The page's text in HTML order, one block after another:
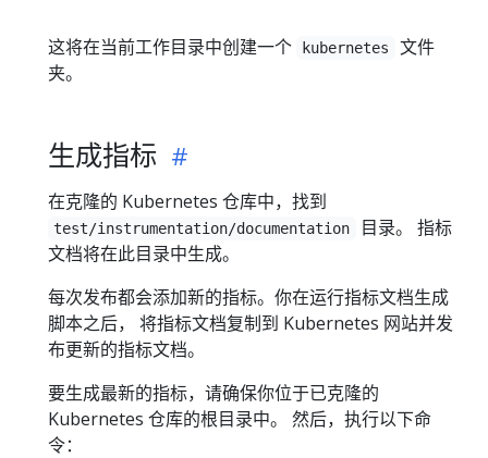
这将在当前工作目录中创建一个 kubernetes
文件
夹。
生成指标
在克隆的 Kubernetes 仓库中，找到
test/instrumentation/documentation
目录。 指标
文档将在此目录中生成。
每次发布都会添加新的指标。你在运行指标文档生成
脚本之后， 将指标文档复制到 Kubernetes 网站并发
布更新的指标文档。
要生成最新的指标，请确保你位于已克隆的
Kubernetes 仓库的根目录中。 然后，执行以下命
令：